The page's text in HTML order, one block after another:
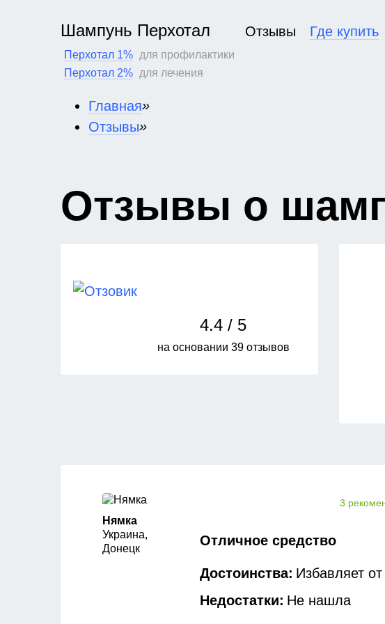
Шампунь Перхотал
Перхотал 1% для профилактики
Перхотал 2% для лечения
Отзывы Где купить
Главная»
Отзывы»
Отзывы о
4.4 / 5
на основании 39 отзывов
Нямка
Украина,
Донецк
3
Отличное средство
Достоинства: Избавляет
Недостатки: Не нашла